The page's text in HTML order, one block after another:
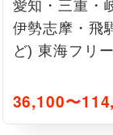
愛知・三重・
伊勢志摩・飛
ど) 東海フリ
36,100〜